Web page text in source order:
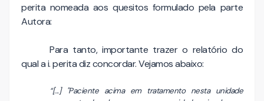
perita nomeada aos quesitos formulado pela parte
Autora:
Para tanto, importante trazer o relatório do
qual a i. perita diz concordar. Vejamos abaixo:
“[...] "Paciente acima em tratamento nesta unidade